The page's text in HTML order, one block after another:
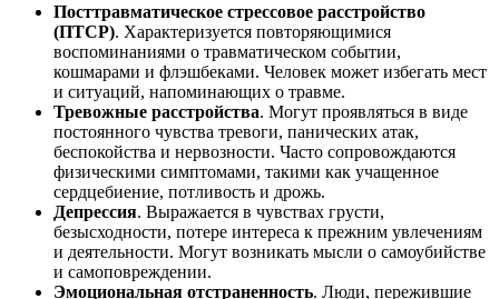
Посттравматическое стрессовое расстройство
(ПТСР). Характеризуется повторяющимися
воспоминаниями о травматическом событии,
кошмарами и флэшбеками. Человек может избегать мест
и ситуаций, напоминающих о травме.
Тревожные расстройства. Могут проявляться в виде
постоянного чувства тревоги, панических атак,
беспокойства и нервозности. Часто сопровождаются
физическими симптомами, такими как учащенное
сердцебиение, потливость и дрожь.
Депрессия. Выражается в чувствах грусти,
безысходности, потере интереса к прежним увлечениям
и деятельности. Могут возникать мысли о самоубийстве
и самоповреждении.
Эмоциональная отстраненность. Люди, пережившие